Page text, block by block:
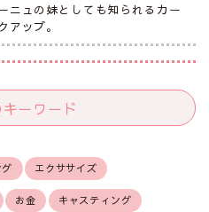
ニュの妹としても知られるカー
アップ。
ーワード
エクササイズ
お金 キャスティング